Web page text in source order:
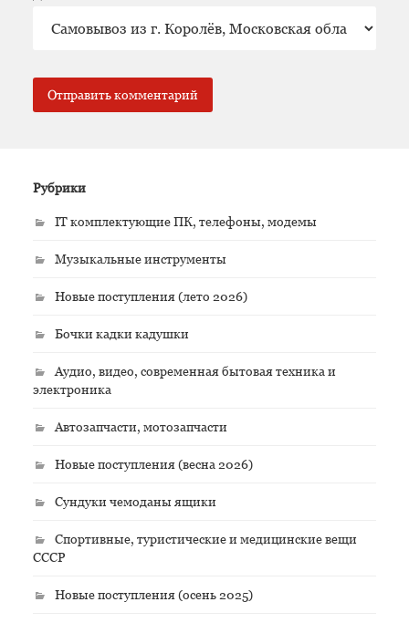
Рубрики
IT комплектующие ПК, телефоны, модемы
Музыкальные инструменты
Новые поступления (лето 2026)
Бочки кадки кадушки
Аудио, видео, современная бытовая техника и
электроника
Автозапчасти, мотозапчасти
Новые поступления (весна 2026)
Сундуки чемоданы ящики
Спортивные, туристические и медицинские вещи
СССР
Новые поступления (осень 2025)